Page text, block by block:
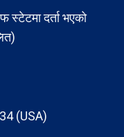
स्टेटमा दर्ता भएको
(USA)